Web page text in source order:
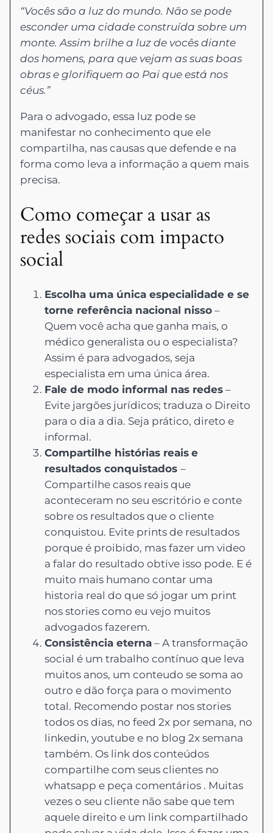
“Vocês são a luz do mundo. Não se pode
esconder uma cidade construída sobre um
monte. Assim brilhe a luz de vocês diante
dos homens, para que vejam as suas boas
obras e glorifiquem ao Pai que está nos
céus.”
Para o advogado, essa luz pode se
manifestar no conhecimento que ele
compartilha, nas causas que defende e na
forma como leva a informação a quem mais
precisa.
Como começar a usar as
redes sociais com impacto
social
Escolha uma única especialidade e se
torne referência nacional nisso –
Quem você acha que ganha mais, o
médico generalista ou o especialista?
Assim é para advogados, seja
especialista em uma única área.
Fale de modo informal nas redes –
Evite jargões jurídicos; traduza o Direito
para o dia a dia. Seja prático, direto e
informal.
Compartilhe histórias reais e
resultados conquistados –
Compartilhe casos reais que
aconteceram no seu escritório e conte
sobre os resultados que o cliente
conquistou. Evite prints de resultados
porque é proibido, mas fazer um video
a falar do resultado obtive isso pode. E é
muito mais humano contar uma
historia real do que só jogar um print
nos stories como eu vejo muitos
advogados fazerem.
Consistência eterna – A transformação
social é um trabalho contínuo que leva
muitos anos, um conteudo se soma ao
outro e dão força para o movimento
total. Recomendo postar nos stories
todos os dias, no feed 2x por semana, no
linkedin, youtube e no blog 2x semana
também. Os link dos conteúdos
compartilhe com seus clientes no
whatsapp e peça comentários . Muitas
vezes o seu cliente não sabe que tem
aquele direito e um link compartilhado